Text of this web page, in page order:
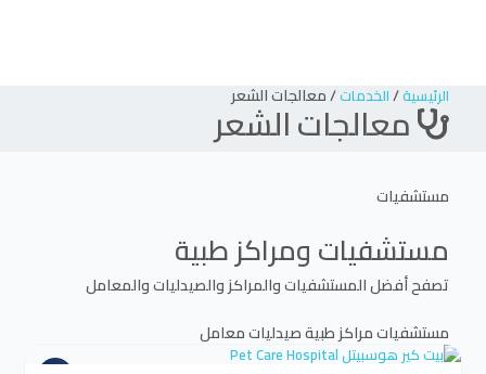
الرئيسية/الخدمات/معالجات الشعر
معالجات الشعر
مستشفيات
مستشفيات ومراكز طبية
تصفح أفضل المستشفيات والمراكز والصيدليات والمعامل
مستشفياتمراكز طبيةصيدلياتمعامل